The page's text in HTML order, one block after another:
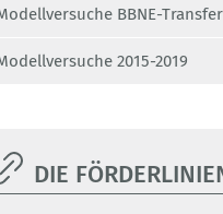
BBNE-Transfer
2015-2019
DIE